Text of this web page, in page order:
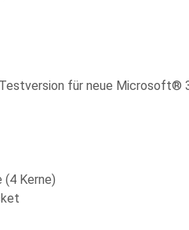
für neue Microsoft®
(4 Kerne)